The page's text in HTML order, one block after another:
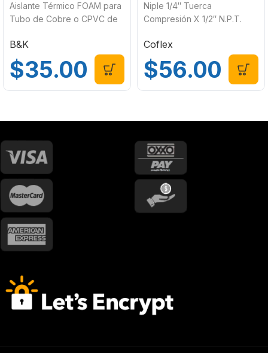
Aislante Térmico FOAM para
Tubo de Cobre o CPVC de
pies) ES66751
B&K
$35.00
Niple 1/4″ Tuerca
Compresión X 1/2″ N.P.T.
Coflex
$56.00